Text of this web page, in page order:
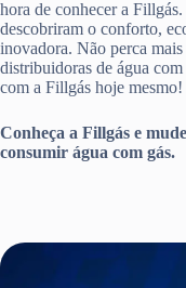
hora de conhecer a
descobriram o conforto,
inovadora. Não perca
distribuidoras de água
com a Fillgás hoje mesmo!
Conheça a Fillgás e
consumir água com gás.